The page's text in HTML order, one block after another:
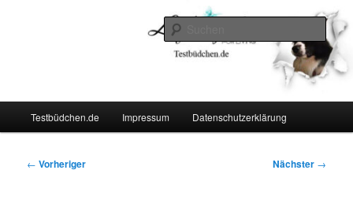
Testbüdchen.de Impressum Datenschutzerklärung
Beitragsnavigation
← Vorheriger Nächster →